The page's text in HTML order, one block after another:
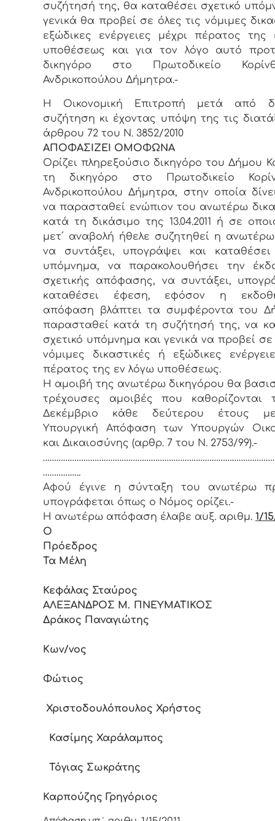
συζήτησή της, θα καταθέσει σχετικό
γενικά θα προβεί σε όλες τις νόμιμες
εξώδικες ενέργειες μέχρι πέρατος της
υποθέσεως και για τον λόγο αυτό
δικηγόρο στο Πρωτοδικείο
Ανδρικοπούλου Δήμητρα.-
Η Οικονομική Επιτροπή μετά από
συζήτηση κι έχοντας υπόψη της τις
άρθρου 72 του Ν. 3852/2010
ΑΠΟΦΑΣΙΖΕΙ ΟΜΟΦΩΝΑ
Ορίζει πληρεξούσιο δικηγόρο του Δήμου
τη δικηγόρο στο Πρωτοδικείο
Ανδρικοπούλου Δήμητρα, στην οποία
να παρασταθεί ενώπιον του ανωτέρω
κατά τη δικάσιμο της 13.04.2011 ή σε
μετ΄ αναβολή ήθελε συζητηθεί η
να συντάξει, υπογράψει και καταθέσει
υπόμνημα, να παρακολουθήσει την
σχετικής απόφασης, να συντάξει,
καταθέσει έφεση, εφόσον η
απόφαση βλάπτει τα συμφέροντα του
παρασταθεί κατά τη συζήτησή της, να
σχετικό υπόμνημα και γενικά να προβεί σε
νόμιμες δικαστικές ή εξώδικες
πέρατος της εν λόγω υποθέσεως.
Η αμοιβή της ανωτέρω δικηγόρου θα
τρέχουσες αμοιβές που καθορίζονται
Δεκέμβριο κάθε δεύτερου έτους
Υπουργική Απόφαση των Υπουργών
και Δικαιοσύνης (αρθρ. 7 του Ν. 2753/99).-
……………..
Αφού έγινε η σύνταξη του ανωτέρω
υπογράφεται όπως ο Νόμος ορίζει.-
Η ανωτέρω απόφαση έλαβε αυξ. αριθμ. 1/
Ο
Τα Μέλη
Κεφάλας Σταύρος
ΑΛΕΞΑΝΔΡΟΣ Μ.
Δράκος Παναγιώτης
Κων/νος
Φώτιος
Χριστοδουλόπουλος Χρήστος
Κασίμης Χαράλαμπος
Τόγιας Σωκράτης
Καρπούζης Γρηγόριος